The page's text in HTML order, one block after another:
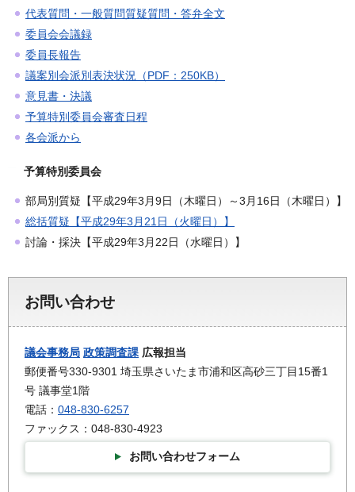
代表質問・一般質問質疑質問・答弁全文
委員会会議録
委員長報告
議案別会派別表決状況（PDF：250KB）
意見書・決議
予算特別委員会審査日程
各会派から
予算特別委員会
部局別質疑【平成29年3月9日（木曜日）～3月16日（木曜日）】
総括質疑【平成29年3月21日（火曜日）】
討論・採決【平成29年3月22日（水曜日）】
お問い合わせ
議会事務局 政策調査課 広報担当
郵便番号330-9301 埼玉県さいたま市浦和区高砂三丁目15番1
号 議事堂1階
電話： 048-830-6257
ファックス：048-830-4923
お問い合わせフォーム